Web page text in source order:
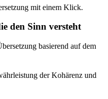
mit einem Klick.
den Sinn versteht
basierend auf dem
der Kohärenz und